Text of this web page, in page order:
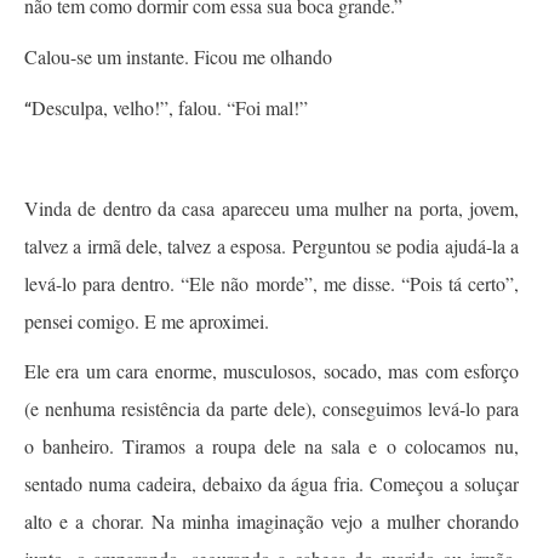
não tem como dormir com essa sua boca grande.”
Calou-se um instante. Ficou me olhando
“Desculpa, velho!”, falou. “Foi mal!”
Vinda de dentro da casa apareceu uma mulher na porta, jovem,
talvez a irmã dele, talvez a esposa. Perguntou se podia ajudá-la a
levá-lo para dentro. “Ele não morde”, me disse. “Pois tá certo”,
pensei comigo. E me aproximei.
Ele era um cara enorme, musculosos, socado, mas com esforço
(e nenhuma resistência da parte dele), conseguimos levá-lo para
o banheiro. Tiramos a roupa dele na sala e o colocamos nu,
sentado numa cadeira, debaixo da água fria. Começou a soluçar
alto e a chorar. Na minha imaginação vejo a mulher chorando